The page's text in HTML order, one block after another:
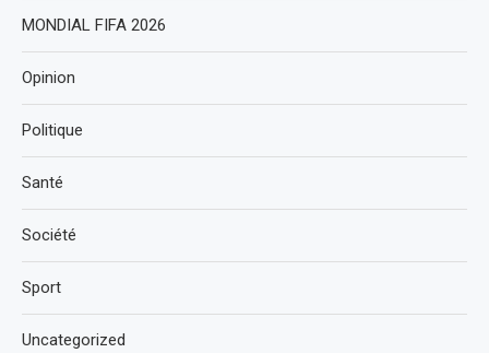
MONDIAL FIFA 2026
Opinion
Politique
Santé
Société
Sport
Uncategorized